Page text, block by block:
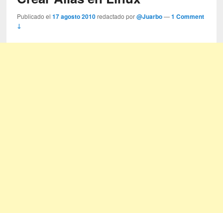
Publicado el17 agosto 2010 redactado por@Juarbo —1 Comment
↓